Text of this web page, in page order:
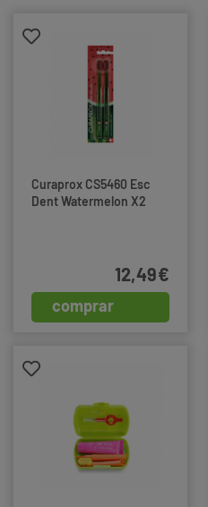
Curaprox CS5460 Esc
Dent Watermelon X2
comprar
12,49€